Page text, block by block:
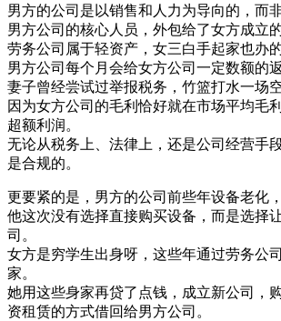
男方的公司是以销售和人力为导向的，而
男方公司的核心人员，外包给了女方成立
劳务公司属于轻资产，女三白手起家也办的
男方公司每个月会给女方公司一定数额的返
妻子曾经尝试过举报税务，竹篮打水一场空
因为女方公司的毛利恰好就在市场平均毛
超额利润。
无论从税务上、法律上，还是公司经营手
是合规的。
更要紧的是，男方的公司前些年设备老化
他这次没有选择直接购买设备，而是选择
司。
女方是穷学生出身呀，这些年通过劳务公
家。
她用这些身家再贷了点钱，成立新公司，
资租赁的方式借回给男方公司。